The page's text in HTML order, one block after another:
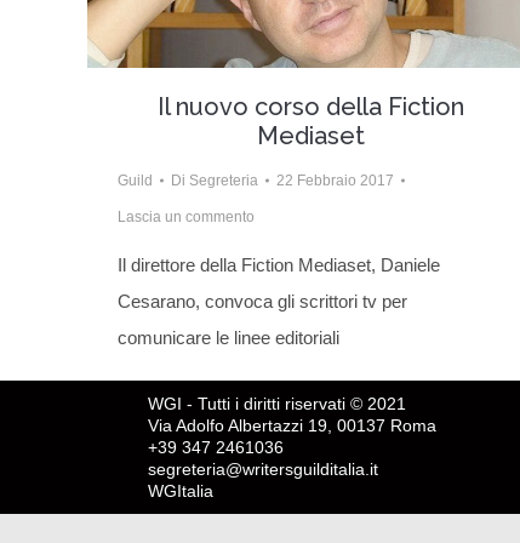
Il nuovo corso della Fiction
Mediaset
Guild Di Segreteria 22 Febbraio 2017
Lascia un commento
Il direttore della Fiction Mediaset, Daniele
Cesarano, convoca gli scrittori tv per
comunicare le linee editoriali
WGI - Tutti i diritti riservati © 2021
Via Adolfo Albertazzi 19, 00137 Roma
+39 347 2461036
segreteria@writersguilditalia.it
WGItalia